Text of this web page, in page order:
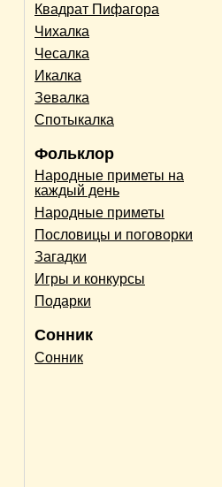
Квадрат Пифагора
Чихалка
Чесалка
Икалка
Зевалка
Спотыкалка
Фольклор
Народные приметы на
каждый день
Народные приметы
Пословицы и поговорки
Загадки
Игры и конкурсы
Подарки
Сонник
Сонник